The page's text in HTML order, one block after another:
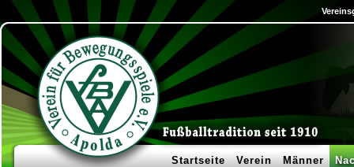
Startseite Verein Männer